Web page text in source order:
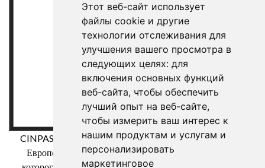
Этот веб-сайт использует
файлы cookie и другие
технологии отслеживания для
улучшения вашего просмотра в
следующих целях: для
включения основных функций
веб-сайта, чтобы обеспечить
лучший опыт на веб-сайте,
чтобы измерить ваш интерес к
нашим продуктам и услугам и
персонализировать
маркетинговое
CINPASA Cintas y Pasamanería SA была бенефициаром
Европейского фонда регионального развития, целью